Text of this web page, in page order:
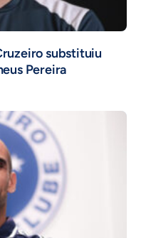
substituiu
Pereira